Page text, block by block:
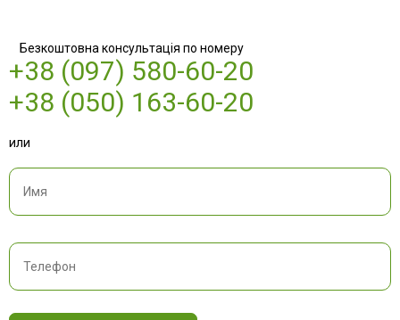
Безкоштовна консультація по номеру
+38 (097) 580-60-20
+38 (050) 163-60-20
или